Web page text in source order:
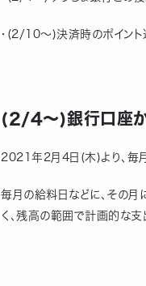
・(2/10〜)決済時のポイン
(2/4〜)銀行口座か
2021年2月4日(木)より、毎
毎月の給料日などに、その月
く、残高の範囲で計画的な支